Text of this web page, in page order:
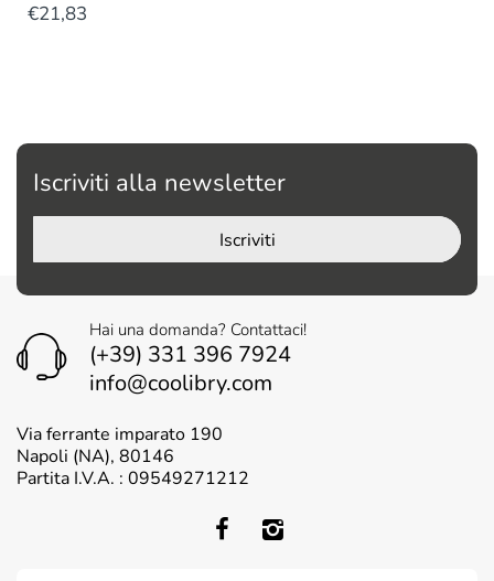
€21,83
Iscriviti alla newsletter
Iscriviti
Hai una domanda? Contattaci!
(+39) 331 396 7924
info@coolibry.com
Via ferrante imparato 190
Napoli (NA), 80146
Partita I.V.A. : 09549271212